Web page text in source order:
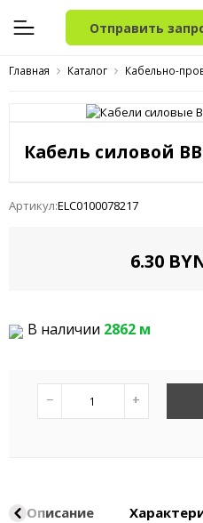
Отправить
Главная Каталог Кабельно-
Кабель силовой
Артикул:ELC0100078217
6.30
В наличии 2862 м
− +
Описание